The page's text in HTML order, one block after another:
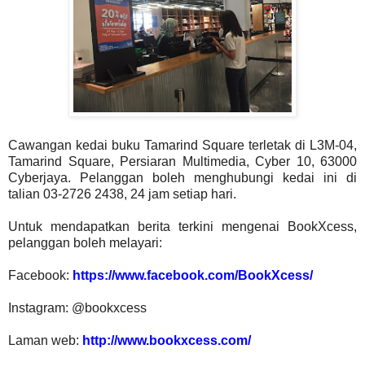
Cawangan kedai buku Tamarind Square terletak di L3M-04,
Tamarind Square, Persiaran Multimedia, Cyber 10, 63000
Cyberjaya. Pelanggan boleh menghubungi kedai ini di
talian 03-2726 2438, 24 jam setiap hari.
Untuk mendapatkan berita terkini mengenai BookXcess,
pelanggan boleh melayari:
Facebook: https://www.facebook.com/BookXcess/
Instagram: @bookxcess
Laman web: http://www.bookxcess.com/